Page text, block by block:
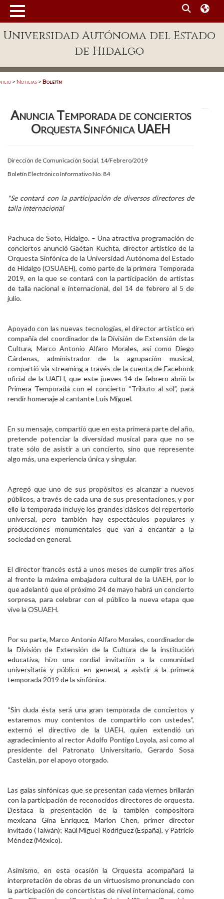
Enlaces
Patronato
Plataforma Garza
Publicaciones en línea
Acreditación Internacional
Alumnado
Personal
Alumni
Visitantes
Universidad Autónoma del Estado
de Hidalgo
> Noticias > Boletín
Anuncia Temporada de conciertos
Orquesta Sinfónica UAEH
Dirección de Comunicación Social, 14/Febrero/2019
Boletín Electrónico Informativo No. 84
*Se contará con la participación de diversos directores de
talla internacional
Pachuca de Soto, Hidalgo. – Una atractiva programación de
conciertos anunció Gaétan Kuchta, director artístico de la
Orquesta Sinfónica de la Universidad Autónoma del Estado
de Hidalgo (OSUAEH), como parte de la primera Temporada
2019, en la que se contará con la participación de artistas
de talla nacional e internacional, del 14 de febrero al 5 de
julio.
Apoyado con las nuevas tecnologías, el director artístico en
compañía del coordinador de la División de Extensión de la
Cultura, Marco Antonio Alfaro Morales, así como Diego
Cárdenas, administrador de la agrupación musical,
compartió vía streaming a través de la cuenta de Facebook
oficial de la UAEH, que este jueves 14 de febrero abrió la
Primera Temporada con el concierto “Tributo al sol”, para
rendir homenaje al cantante Luis Miguel.
En su mensaje, compartió que en esta primera parte del año,
pretende potenciar la diversidad musical para que no se
trate sólo de asistir a un concierto, sino que represente
algo más, una experiencia única y singular.
Agregó que uno de sus propósitos es alcanzar a nuevos
públicos, a través de cada una de sus presentaciones, y por
ello la temporada incluye los grandes clásicos del repertorio
universal, pero también hay espectáculos populares y
producciones monumentales que van a encantar a la
sociedad en general.
El director francés está a unos meses de cumplir tres años
al frente la máxima embajadora cultural de la UAEH, por lo
que adelantó que el próximo 24 de mayo habrá un concierto
sorpresa, para celebrar con el público la nueva etapa que
vive la OSUAEH.
Por su parte, Marco Antonio Alfaro Morales, coordinador de
la División de Extensión de la Cultura de la institución
educativa, hizo una cordial invitación a la comunidad
universitaria y público en general, a asistir a la primera
temporada 2019 de la sinfónica.
“Sin duda ésta será una gran temporada de conciertos y
estaremos muy contentos de compartirlo con ustedes”,
externó el directivo de la UAEH, quien extendió un
agradecimiento al rector Adolfo Pontigo Loyola, así como al
presidente del Patronato Universitario, Gerardo Sosa
Castelán, por el apoyo otorgado.
Las galas sinfónicas que se presentan cada viernes brillarán
con la participación de reconocidos directores de orquesta.
Destaca la presentación de la también compositora
mexicana Gina Enríquez, Marlon Chen, primer director
invitado (Taiwán); Raúl Miguel Rodríguez (España), y Patricio
Méndez (México).
Asimismo, en esta ocasión la Orquesta acompañará la
interpretación de obras de un virtuosismo pronunciado con
la participación de concertistas de nivel internacional, como